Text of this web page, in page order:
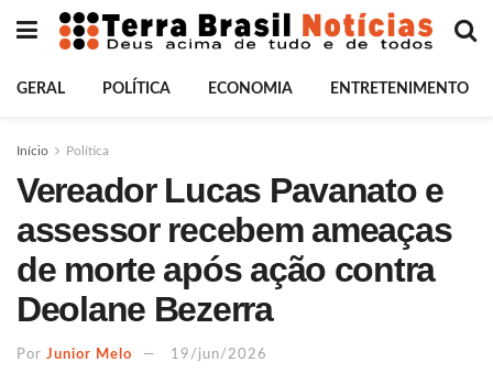
GERAL POLÍTICA ECONOMIA ENTRETENIMENTO
Início Política
Vereador Lucas Pavanato e
assessor recebem ameaças
de morte após ação contra
Deolane Bezerra
Por Junior Melo 19/jun/2026